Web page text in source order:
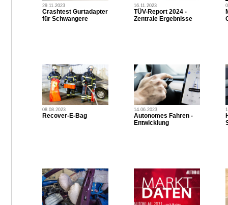
29.11.2023
Crashtest Gurtadapter
für Schwangere
16.11.2023
TÜV-Report 2024 -
Zentrale Ergebnisse
08.08.2023
Recover-E-Bag
14.06.2023
Autonomes Fahren -
Entwicklung